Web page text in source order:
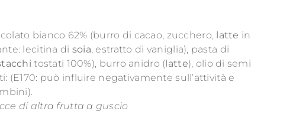
bianco 62% (burro di cacao, zucchero, latte in
lecitina di soia, estratto di vaniglia), pasta di
tostati 100%), burro anidro (latte), olio di semi
(E170: può influire negativamente sull’attività e
di altra frutta a guscio